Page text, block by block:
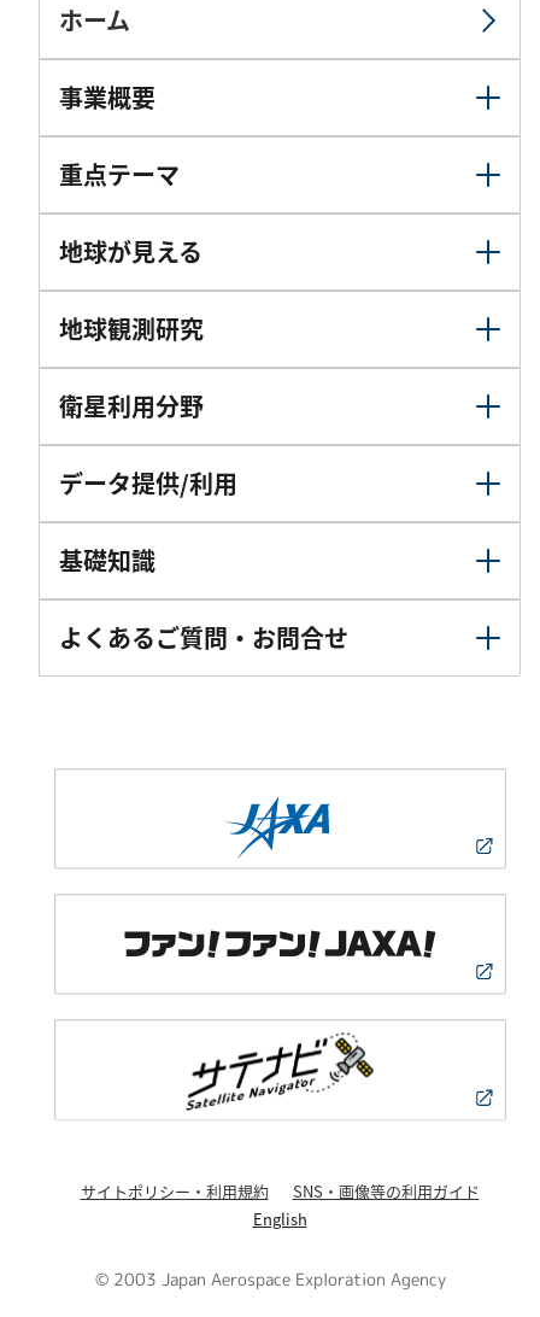
ホーム
事業概要
重点テーマ
地球が見える
地球観測研究
衛星利用分野
データ提供/利用
基礎知識
よくあるご質問・お問合せ
サイトポリシー・利用規約
SNS・画像等の利用ガイド
English
© 2003 Japan Aerospace Exploration Agency